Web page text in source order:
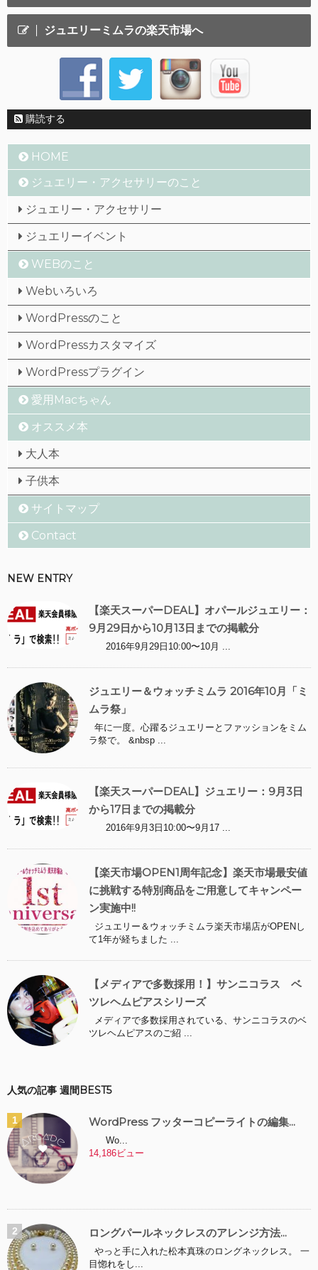
ジュエリーミムラの楽天市場へ
購読する
HOME
ジュエリー・アクセサリーのこと
ジュエリー・アクセサリー
ジュエリーイベント
WEBのこと
Webいろいろ
WordPressのこと
WordPressカスタマイズ
WordPressプラグイン
愛用Macちゃん
オススメ本
大人本
子供本
サイトマップ
Contact
NEW ENTRY
【楽天スーパーDEAL】オパールジュエリー：
9月29日から10月13日までの掲載分
2016年9月29日10:00〜10月 ...
ジュエリー＆ウォッチミムラ 2016年10月「ミ
ムラ祭」
年に一度。心躍るジュエリーとファッションをミム
ラ祭で。 &nbsp ...
【楽天スーパーDEAL】ジュエリー：9月3日
から17日までの掲載分
2016年9月3日10:00〜9月17 ...
【楽天市場OPEN1周年記念】楽天市場最安値
に挑戦する特別商品をご用意してキャンペー
ン実施中!!
ジュエリー＆ウォッチミムラ楽天市場店がOPENし
て1年が経ちました ...
【メディアで多数採用！】サンニコラス ベ
ツレヘムピアスシリーズ
メディアで多数採用されている、サンニコラスのベ
ツレヘムピアスのご紹 ...
人気の記事 週間BEST5
WordPress フッターコピーライトの編集...
Wo...
14,186ビュー
ロングパールネックレスのアレンジ方法...
やっと手に入れた松本真珠のロングネックレス。 一
目惚れをし...